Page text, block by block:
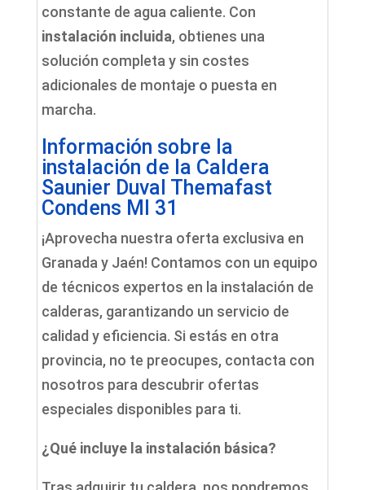
constante de agua caliente. Con
instalación incluida, obtienes una
solución completa y sin costes
adicionales de montaje o puesta en
marcha.
Información sobre la
instalación de la Caldera
Saunier Duval Themafast
Condens MI 31
¡Aprovecha nuestra oferta exclusiva en
Granada y Jaén! Contamos con un equipo
de técnicos expertos en la instalación de
calderas, garantizando un servicio de
calidad y eficiencia. Si estás en otra
provincia, no te preocupes, contacta con
nosotros para descubrir ofertas
especiales disponibles para ti.
¿Qué incluye la instalación básica?